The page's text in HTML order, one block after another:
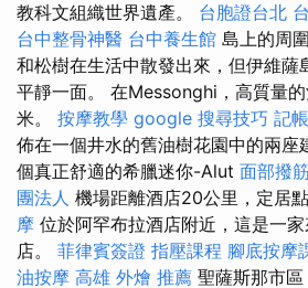
教科文組織世界遺產。 台胞證台北
台中整骨神醫 台中養生館 島上的周
和松樹在生活中散發出來，但伊維薩
平靜一面。 在Messonghi，高質量
米。 按摩教學 google 搜尋技巧 記
佈在一個井水的舊油樹花園中的兩座
個真正舒適的希臘迷你-Alut 面部撥
團法人 機場距離酒店20公里，定居
摩 位於阿罕布拉酒店附近，這是一
店。 菲律賓簽證 指壓課程 腳底按摩
油按摩 高雄 外燴 推薦 聖薩斯那市